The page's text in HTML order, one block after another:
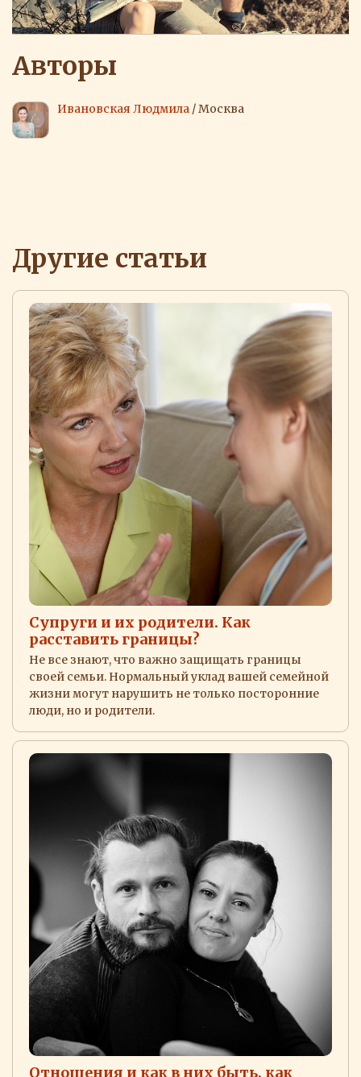
Авторы
Ивановская Людмила / Москва
Другие статьи
Супруги и их родители. Как
расставить границы?
Не все знают, что важно защищать границы
своей семьи. Нормальный уклад вашей семейной
жизни могут нарушить не только посторонние
люди, но и родители.
Отношения и как в них быть, как